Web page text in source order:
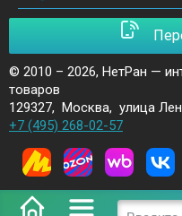
© 2010 – 2026, НетРан —
товаров
129327, Москва, улица
+7 (495) 268-02-57